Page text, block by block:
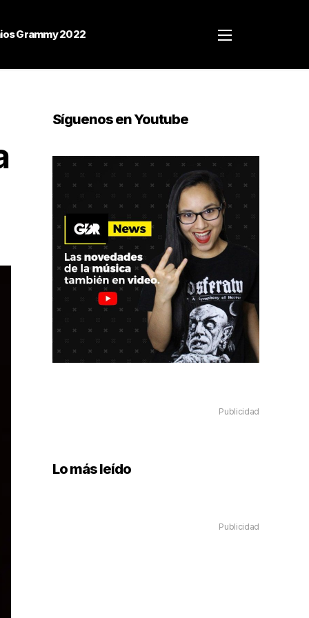
Grammy 2022
Síguenos en Youtube
Publicidad
Lo más leído
Publicidad